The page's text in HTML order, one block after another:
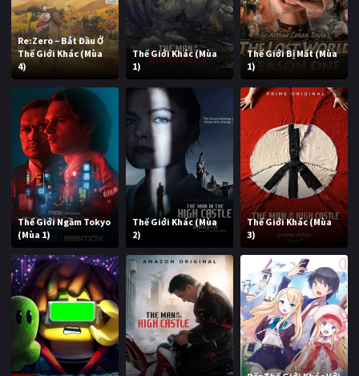
Re:Zero − Bắt Đầu Ở
Thế Giới Khác (Mùa
4)
Thế Giới Khác (Mùa
1)
Thế Giới Bị Mất (Mùa
1)
Thế Giới Ngầm Tokyo
(Mùa 1)
Thế Giới Khác (Mùa
2)
Thế Giới Khác (Mùa
3)